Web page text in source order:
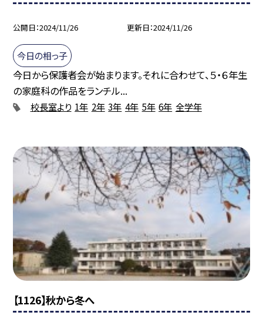
公開日 2024/11/26 更新日 2024/11/26
今日の相っ子
今日から保護者会が始まります。それに合わせて、５・６年生
の家庭科の作品をランチル...
校長室より 1年 2年 3年 4年 5年 6年 全学年
【1126】秋から冬へ